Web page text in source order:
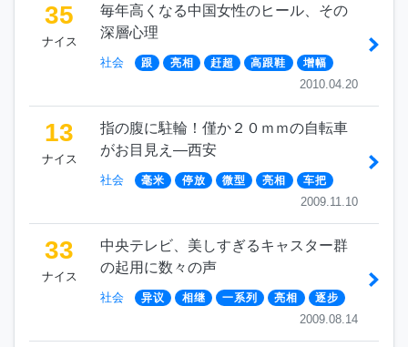
35
ナイス
毎年高くなる中国女性のヒール、その
深層心理
社会 跟 亮相 赶超 高跟鞋 增幅
2010.04.20
13
ナイス
指の腹に駐輪！僅か２０ｍｍの自転車
がお目見え―西安
社会 毫米 停放 微型 亮相 车把
2009.11.10
33
ナイス
中央テレビ、美しすぎるキャスター群
の起用に数々の声
社会 异议 相继 一系列 亮相 逐步
2009.08.14